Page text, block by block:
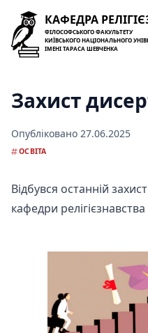
КАФЕДРА
ФІЛОСОФСЬКОГО ФАКУЛЬТЕТУ
КИЇВСЬКОГО НАЦІОНАЛЬНОГО
ІМЕНІ ТАРАСА ШЕВЧЕНКА
Захист
Опубліковано 27.06.2025
ОСВІТА
Відбувся останній
кафедри